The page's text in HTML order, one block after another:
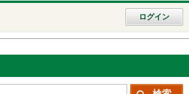
ログイン